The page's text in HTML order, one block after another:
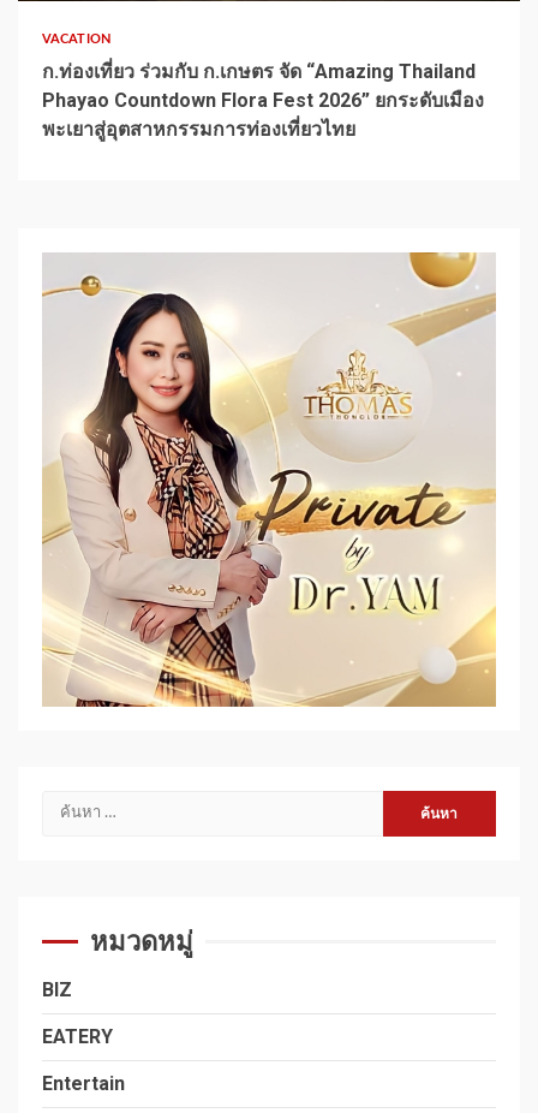
VACATION
ก.ท่องเที่ยว ร่วมกับ ก.เกษตร จัด “Amazing Thailand
Phayao Countdown Flora Fest 2026” ยกระดับเมือง
พะเยาสู่อุตสาหกรรมการท่องเที่ยวไทย
ค้นหา
หมวดหมู่
BIZ
EATERY
Entertain